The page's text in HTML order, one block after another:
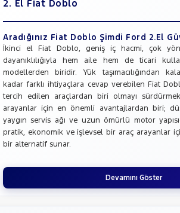
2. El Fiat Doblo
Aradığınız Fiat Doblo Şimdi Ford 2.El
İkinci el Fiat Doblo, geniş iç hacmi, çok
dayanıklılığıyla hem aile hem de ticari
modellerden biridir. Yük taşımacılığından
kadar farklı ihtiyaçlara cevap verebilen Fiat
tercih edilen araçlardan biri olmayı
arayanlar için en önemli avantajlardan biri;
yaygın servis ağı ve uzun ömürlü motor
pratik, ekonomik ve işlevsel bir araç arayanlar
bir alternatif sunar.
Devamını Göster